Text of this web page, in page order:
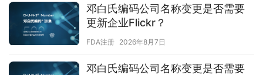
邓白氏编码公司名称变更是否需要
更新企业Flickr？
FDA注册 2026年8月7日
邓白氏编码公司名称变更是否需要